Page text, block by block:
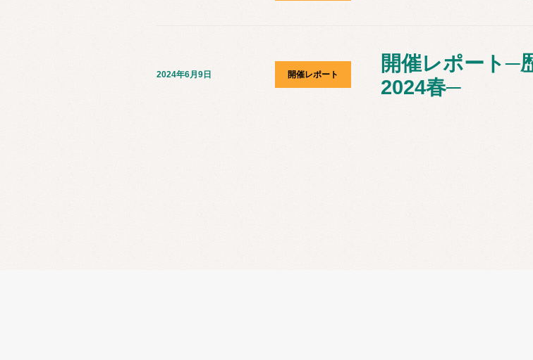
2024年6月9日 開催レポート
開催レポート─
2024春─